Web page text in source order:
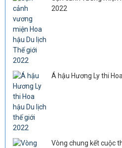
2022
Á hậu Hương Ly thi
Vòng chung kết cuộc